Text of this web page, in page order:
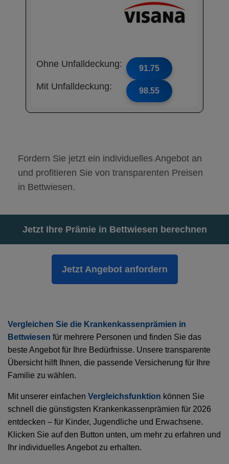
Ohne Unfalldeckung: 91.75
Mit Unfalldeckung: 98.55
Fordern Sie jetzt ein individuelles Angebot an
und profitieren Sie von transparenten Preisen
in Bettwiesen.
Jetzt Ihre Prämie in Bettwiesen berechnen
Jetzt Angebot anfordern
Vergleichen Sie die Krankenkassenprämien in
Bettwiesen für mehrere Personen und finden Sie das
beste Angebot für Ihre Bedürfnisse. Unsere transparente
Übersicht hilft Ihnen, die passende Versicherung für Ihre
Familie zu wählen.
Mit unserer einfachen Vergleichsfunktion können Sie
schnell die günstigsten Krankenkassenprämien für 2026
entdecken – für Kinder, Jugendliche und Erwachsene.
Klicken Sie auf den Button unten, um mehr zu erfahren und
Ihr individuelles Angebot zu erhalten.